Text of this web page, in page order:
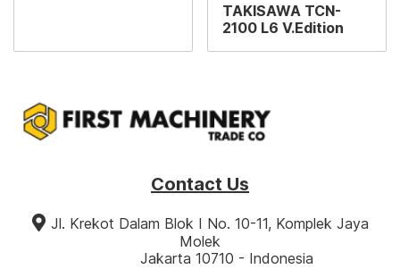
TAKISAWA TCN-
2100 L6 V.Edition
Contact Us
‎‎‎‎‎Jl. Krekot Dalam Blok I No. 10-11, ‎Komplek Jaya
Molek
‎ ‎ ‎ ‎ ‎‎ ‎ ‎ ‎ ‎‎ ‎ ‎ ‎ ‎Jakarta 10710 - Indonesia